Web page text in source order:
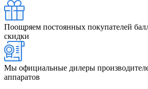
Поощряем постоянных покупателей
скидки
Мы официальные дилеры
аппаратов